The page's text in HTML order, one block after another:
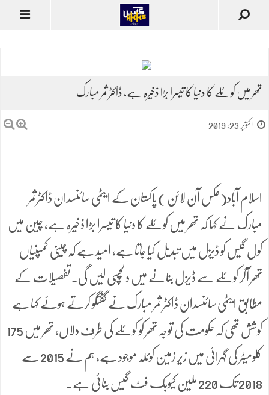
تھر میں کوئلے کا دنیا کا تیسرا بڑا ذخیرہ ہے، ڈاکٹر ثمر مبارک
اکتوبر 23, 2019
اسلام آباد(عکس آن لائن ) پاکستان کے ایٹمی سائنسدان ڈاکٹرثمر
مبارک نے کہا کہ تھر میں کوئلے کا دنیا کا تیسرا بڑا ذخیرہ ہے، چین میں
کول گیس کو ڈیزل میں تبدیل کیا جاتا ہے، امید ہے کہ چینی کمپنیاں
تھر آکر کوئلے سے ڈیزل بنانے میں دلچسپی لیں گی۔تفصیلات کے
مطابق ایٹمی سائنسدان ڈاکٹر ثمر مبارک نے گفتگو کرتے ہوئے کہا ہے
کوشش تھی کہ حکومت کی توجہ تھر کو کوئلے کی طرف دلاں, تھر میں 175
کلومیٹر کی گہرائی میں زیر زمین کوئلہ موجود ہے، ہم نے 2015 سے
2018 تک 220 ملین کیوبک فٹ گیس بنائی ہے۔